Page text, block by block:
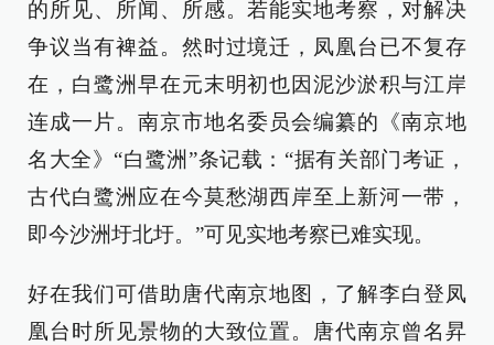
的所见、所闻、所感。若能实地考察，对解决
争议当有裨益。然时过境迁，凤凰台已不复存
在，白鹭洲早在元末明初也因泥沙淤积与江岸
连成一片。南京市地名委员会编纂的《南京地
名大全》“白鹭洲”条记载：“据有关部门考证，
古代白鹭洲应在今莫愁湖西岸至上新河一带，
即今沙洲圩北圩。”可见实地考察已难实现。
好在我们可借助唐代南京地图，了解李白登凤
凰台时所见景物的大致位置。唐代南京曾名昇